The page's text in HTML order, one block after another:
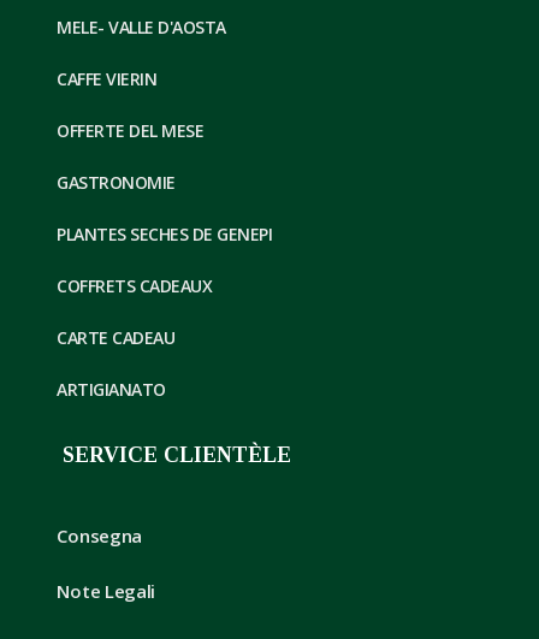
MELE- VALLE D'AOSTA
CAFFE VIERIN
OFFERTE DEL MESE
GASTRONOMIE
PLANTES SECHES DE GENEPI
COFFRETS CADEAUX
CARTE CADEAU
ARTIGIANATO
SERVICE CLIENTÈLE
Consegna
Note Legali